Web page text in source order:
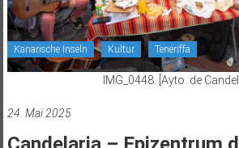
Kanarische Inseln Kultur Teneriffa
IMG_0448. [Ayto. de
24. Mai 2025